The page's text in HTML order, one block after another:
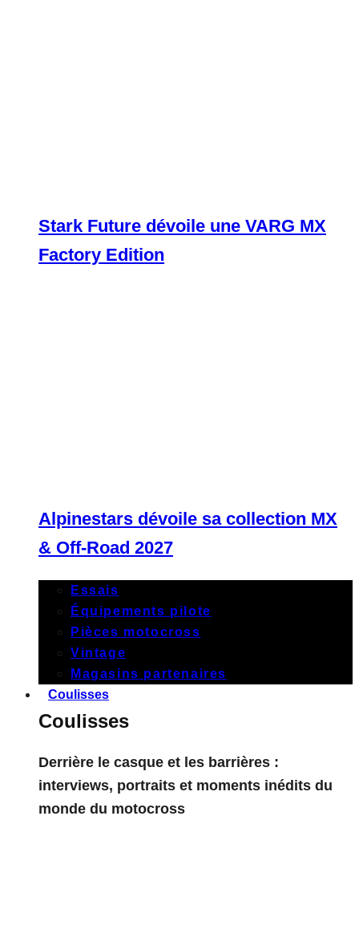
Stark Future dévoile une VARG MX
Factory Edition
Alpinestars dévoile sa collection MX
& Off-Road 2027
Essais
Équipements pilote
Pièces motocross
Vintage
Magasins partenaires
Coulisses
Coulisses
Derrière le casque et les barrières :
interviews, portraits et moments inédits du
monde du motocross